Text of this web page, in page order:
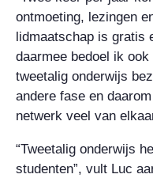
ontmoeting, lezingen
lidmaatschap is gratis
daarmee bedoel ik
tweetalig onderwijs
andere fase en
netwerk veel van
“Tweetalig onderwijs
studenten”, vult Luc